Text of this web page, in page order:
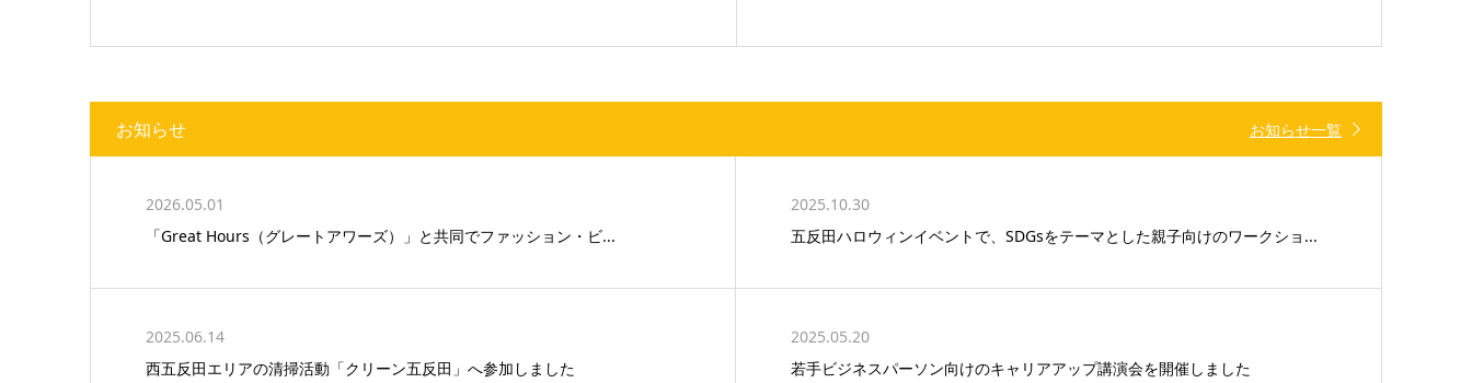
お知らせ お知らせ一覧
2026.05.01
「Great Hours（グレートアワーズ）」と共同でファッション・ビ...
2025.10.30
五反田ハロウィンイベントで、SDGsをテーマとした親子向けのワークショ...
2025.06.14
西五反田エリアの清掃活動「クリーン五反田」へ参加しました
2025.05.20
若手ビジネスパーソン向けのキャリアアップ講演会を開催しました